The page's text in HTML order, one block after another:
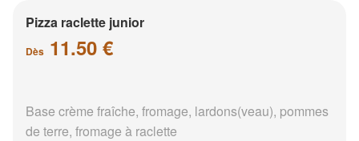
Pizza raclette junior
Dès 11.50 €
Base crème fraîche, fromage, lardons(veau), pommes
de terre, fromage à raclette